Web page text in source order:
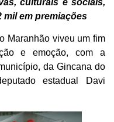
mil em premiações
Maranhão viveu um fim
e emoção, com a
da Gincana do
estadual Davi